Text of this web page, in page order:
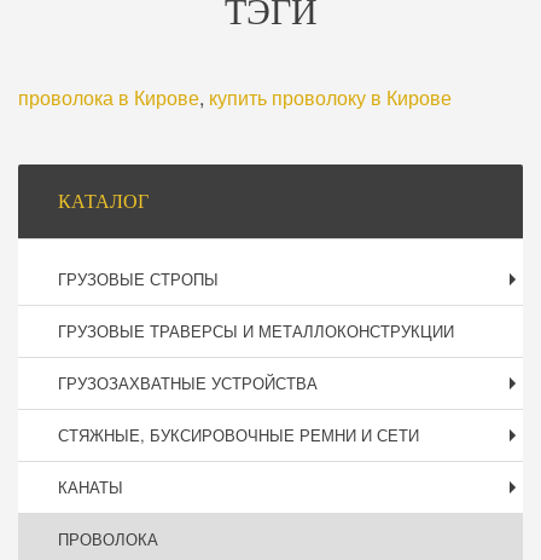
ТЭГИ
проволока в Кирове, купить проволоку в Кирове
КАТАЛОГ
ГРУЗОВЫЕ СТРОПЫ
ГРУЗОВЫЕ ТРАВЕРСЫ И МЕТАЛЛОКОНСТРУКЦИИ
ГРУЗОЗАХВАТНЫЕ УСТРОЙСТВА
СТЯЖНЫЕ, БУКСИРОВОЧНЫЕ РЕМНИ И СЕТИ
КАНАТЫ
ПРОВОЛОКА